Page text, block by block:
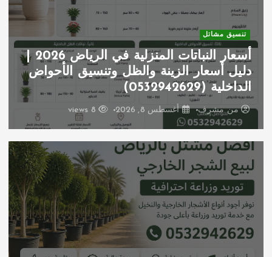
تنسيق مشاتل
أسعار النباتات المنزلية في الرياض 2026 |
دليل أسعار الزينة والظل وتنسيق الأحواض
الداخلية (0532942629)
منمشرف أغسطس 8, 2026